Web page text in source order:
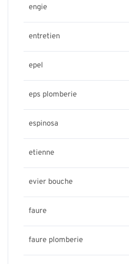
engie
entretien
epel
eps plomberie
espinosa
etienne
evier bouche
faure
faure plomberie